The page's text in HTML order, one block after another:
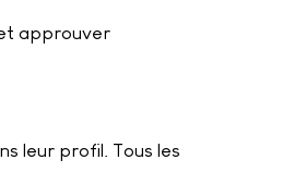
approuver
leur profil. Tous les